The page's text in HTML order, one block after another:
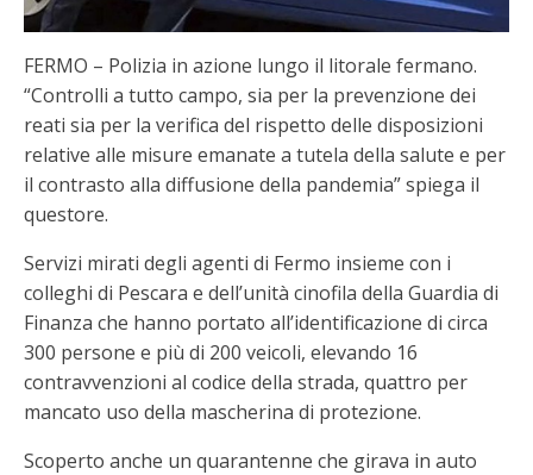
FERMO – Polizia in azione lungo il litorale fermano.
“Controlli a tutto campo, sia per la prevenzione dei
reati sia per la verifica del rispetto delle disposizioni
relative alle misure emanate a tutela della salute e per
il contrasto alla diffusione della pandemia” spiega il
questore.
Servizi mirati degli agenti di Fermo insieme con i
colleghi di Pescara e dell’unità cinofila della Guardia di
Finanza che hanno portato all’identificazione di circa
300 persone e più di 200 veicoli, elevando 16
contravvenzioni al codice della strada, quattro per
mancato uso della mascherina di protezione.
Scoperto anche un quarantenne che girava in auto